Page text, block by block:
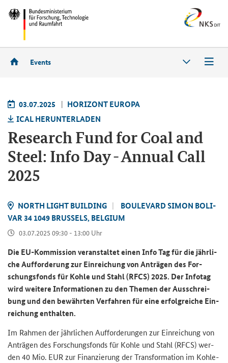
Events
03.07.2025
HO­RI­ZONT EU­RO­PA
ICAL HER­UN­TER­LA­DEN
Re­se­arch Fund for Coal and
Steel: Info Day - An­nu­al Call
2025
NORTH LIGHT BUIL­DING
BOU­LE­VARD SIMON BO­LI­
VAR 34 1049 BRUSSELS, BEL­GI­UM
03.07.2025 09:30 - 13:00 Uhr
Die EU-​Kommission ver­an­stal­tet einen Info Tag für die jähr­li­
che Auf­for­de­rung zur Ein­rei­chung von An­trä­gen des For­
schungs­fonds für Kohle und Stahl (RFCS) 2025. Der In­fo­tag
wird wei­te­re In­for­ma­tio­nen zu den The­men der Aus­schrei­
bung und den be­währ­ten Ver­fah­ren für eine er­folg­rei­che Ein­
rei­chung ent­hal­ten.
Im Rah­men der jähr­li­chen Auf­for­de­run­gen zur Ein­rei­chung von
An­trä­gen des For­schungs­fonds für Kohle und Stahl (RFCS) wer­
den 40 Mio. EUR zur Fi­nan­zie­rung der Trans­for­ma­ti­on im Kohle-​